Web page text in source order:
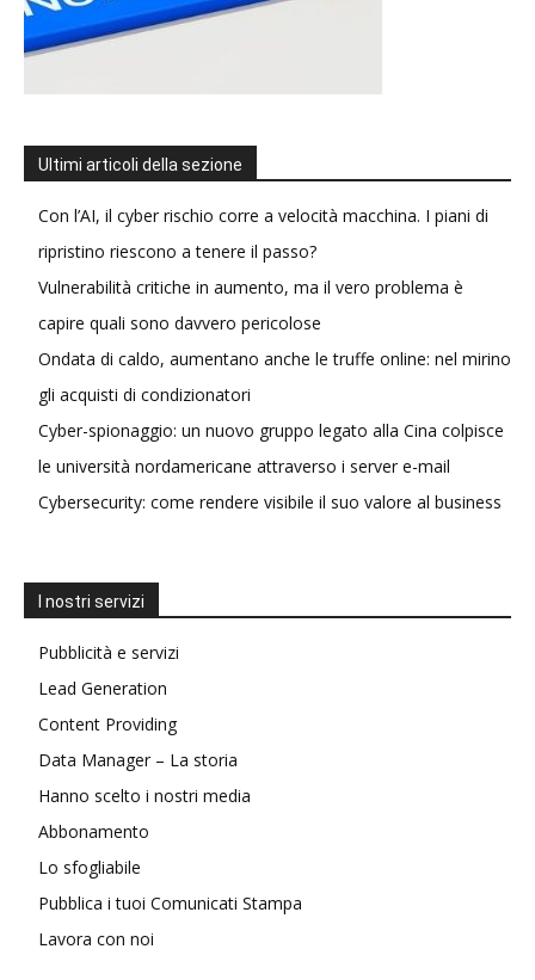
Ultimi articoli della sezione
Con l’AI, il cyber rischio corre a velocità macchina. I piani di
ripristino riescono a tenere il passo?
Vulnerabilità critiche in aumento, ma il vero problema è
capire quali sono davvero pericolose
Ondata di caldo, aumentano anche le truffe online: nel mirino
gli acquisti di condizionatori
Cyber-spionaggio: un nuovo gruppo legato alla Cina colpisce
le università nordamericane attraverso i server e-mail
Cybersecurity: come rendere visibile il suo valore al business
I nostri servizi
Pubblicità e servizi
Lead Generation
Content Providing
Data Manager – La storia
Hanno scelto i nostri media
Abbonamento
Lo sfogliabile
Pubblica i tuoi Comunicati Stampa
Lavora con noi